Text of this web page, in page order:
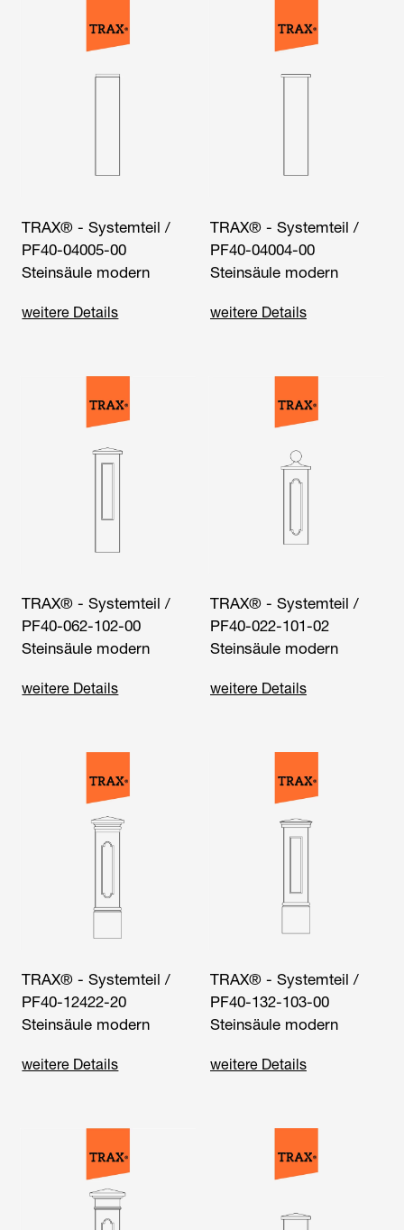
TRAX® - Systemteil /
PF40-04005-00
Steinsäule modern
weitere Details
TRAX® - Systemteil /
PF40-04004-00
Steinsäule modern
weitere Details
TRAX® - Systemteil /
PF40-062-102-00
Steinsäule modern
weitere Details
TRAX® - Systemteil /
PF40-022-101-02
Steinsäule modern
weitere Details
TRAX® - Systemteil /
PF40-12422-20
Steinsäule modern
weitere Details
TRAX® - Systemteil /
PF40-132-103-00
Steinsäule modern
weitere Details